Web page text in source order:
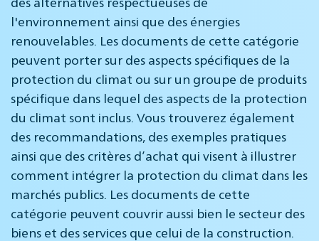
l'environnement ainsi que des énergies
renouvelables. Les documents de cette catégorie
peuvent porter sur des aspects spécifiques de la
protection du climat ou sur un groupe de produits
spécifique dans lequel des aspects de la protection
du climat sont inclus. Vous trouverez également
des recommandations, des exemples pratiques
ainsi que des critères d’achat qui visent à illustrer
comment intégrer la protection du climat dans les
marchés publics. Les documents de cette
catégorie peuvent couvrir aussi bien le secteur des
biens et des services que celui de la construction.